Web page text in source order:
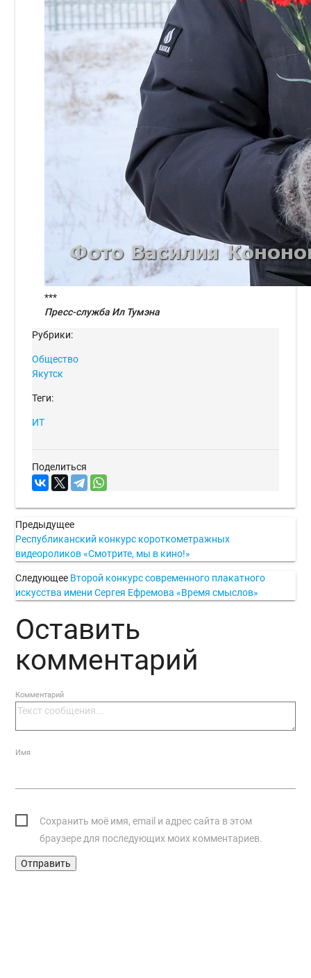
***
Пресс-служба Ил Тумэна
Рубрики:
Общество
Якутск
Теги:
ИТ
Поделиться
Предыдущее
Республиканский конкурс короткометражных
видеороликов «Смотрите, мы в кино!»
Следующее Второй конкурс современного плакатного
искусства имени Сергея Ефремова «Время смыслов»
Оставить
комментарий
Комментарий
Имя
Сохранить моё имя, email и адрес сайта в этом
браузере для последующих моих комментариев.